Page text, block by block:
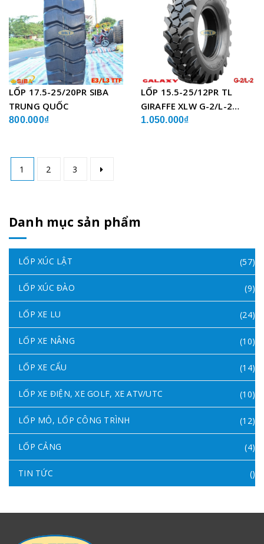
LỐP 17.5-25/20PR SIBA
TRUNG QUỐC
800.000₫
LỐP 15.5-25/12PR TL
GIRAFFE XLW G-2/L-2
GALAXY ẤN ĐỘ
1.050.000₫
1 2 3
Danh mục sản phẩm
LỐP XÚC LẬT (57)
LỐP XÚC ĐÀO (9)
LỐP XE LU (24)
LỐP XE NÂNG (10)
LỐP XE CẨU (14)
LỐP XE ĐIỆN, XE GOLF, XE ATV/UTC (10)
LỐP MỎ, LỐP CÔNG TRÌNH (12)
LỐP CẢNG (4)
TIN TỨC ()